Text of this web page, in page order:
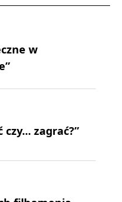
w
czy... zagrać?”